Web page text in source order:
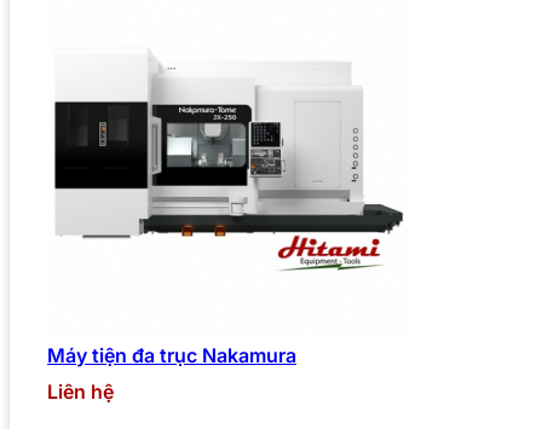
Máy tiện đa trục Nakamura
Liên hệ